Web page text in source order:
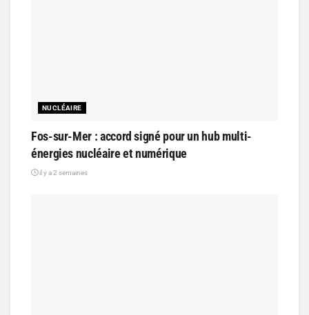
NUCLÉAIRE
Fos-sur-Mer : accord signé pour un hub multi-
énergies nucléaire et numérique
il y a 2 semaines